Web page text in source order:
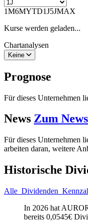
1M6MYTD1J5JMAX
Kurse werden geladen...
Chartanalysen
Keine
Prognose
Für dieses Unternehmen
News Zum
Für dieses Unternehmen
arbeiten daran, weitere
Historische
Alle Dividenden
In 2026 hat
bereits 0,0545€